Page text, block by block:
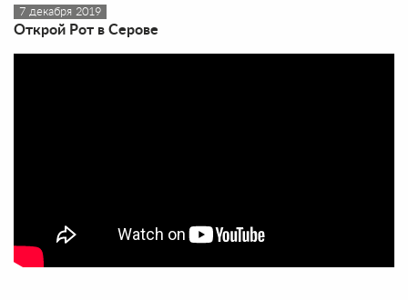
7 декабря 2019
Открой Рот в Серове